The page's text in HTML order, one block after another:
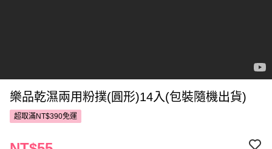
樂品乾濕兩用粉撲(圓形)14入(包裝隨機出貨)
超取滿NT$390免運